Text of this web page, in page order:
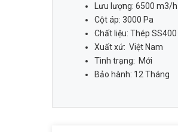
Lưu lượng: 6500 m3/h
Cột áp: 3000 Pa
Chất liệu: Thép
Xuất xứ: Việt Nam
Tình trạng: Mới
Bảo hành: 12 Tháng